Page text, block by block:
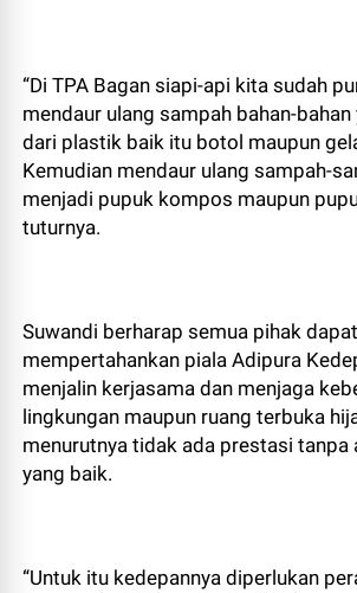
“Di TPA Bagan siapi-api kita sudah
mendaur ulang sampah bahan-
dari plastik baik itu botol maupun
Kemudian mendaur ulang sampah-
menjadi pupuk kompos maupun
tuturnya.
Suwandi berharap semua pihak dapat
mempertahankan piala Adipura
menjalin kerjasama dan menjaga
lingkungan maupun ruang terbuka
menurutnya tidak ada prestasi tanpa
yang baik.
“Untuk itu kedepannya diperlukan